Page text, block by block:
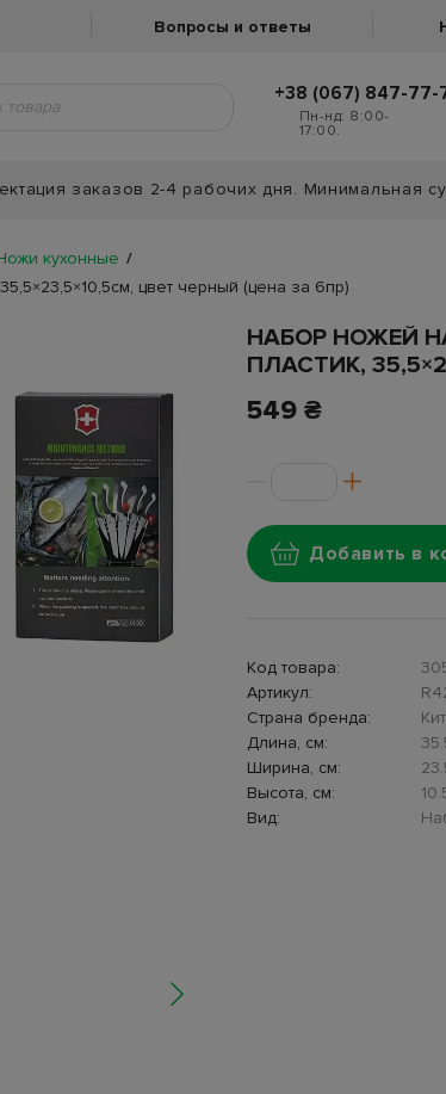
Вопросы и ответы
+38 (067) 847-77-
Пн-нд: 8:00-
17:00.
заказов 2-4 рабочих дня. Минимальная
кухонные
цвет черный (цена за 6пр)
НАБОР НОЖЕЙ
ПЛАСТИК,
549 ₴
Добавить в
Код товара:
Артикул:
Страна бренда:
Длина, см:
Ширина, см:
Высота, см:
Вид: